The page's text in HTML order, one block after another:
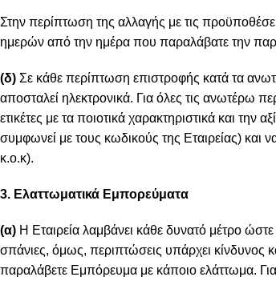
Στην περίπτωση της αλλαγής με τις
ημερών από την ημέρα που παραλάβατε την
(δ) Σε κάθε περίπτωση επιστροφής κατά τα
αποσταλεί ηλεκτρονικά. Για όλες τις ανωτέρω
ετικέτες με τα ποιοτικά χαρακτηριστικά και
συμφωνεί με τους κωδικούς της Εταιρείας) και
κ.ο.κ).
3. Ελαττωματικά Εμπορεύματα
(α) Η Εταιρεία λαμβάνει κάθε δυνατό μέτρο
σπάνιες, όμως, περιπτώσεις υπάρχει
παραλάβετε Εμπόρευμα με κάποιο ελάττωμα.